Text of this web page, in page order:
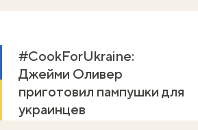
#CookForUkraine:
Джейми Оливер
приготовил пампушки для
украинцев